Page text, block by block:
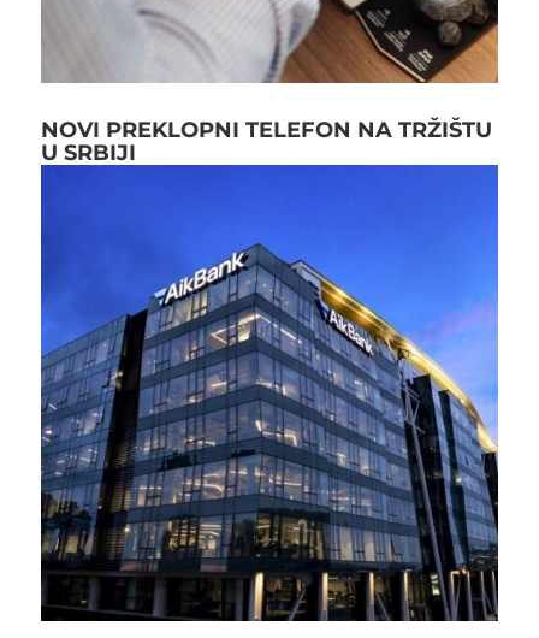
NOVI PREKLOPNI TELEFON NA TRŽIŠTU
U SRBIJI